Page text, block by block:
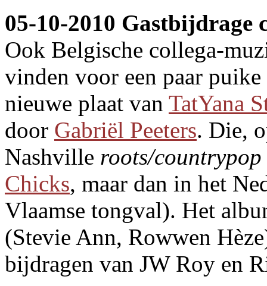
05-10-2010 Gastbijdrage
Ook Belgische collega-
vinden voor een paar
nieuwe plaat van TatYana
door Gabriël Peeters. Die,
Nashville roots/countrypop
Chicks, maar dan in het
Vlaamse tongval). Het
(Stevie Ann, Rowwen
bijdragen van JW Roy en